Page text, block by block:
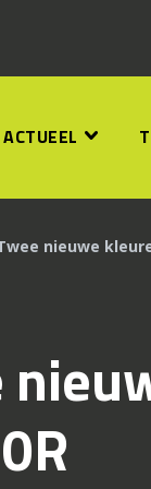
ACTUEEL
nieuwe